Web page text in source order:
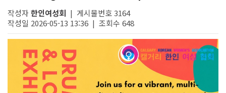
작성자한인여성회 | 게시물번호 3164
작성일 2026-05-13 13:36 | 조회수 648